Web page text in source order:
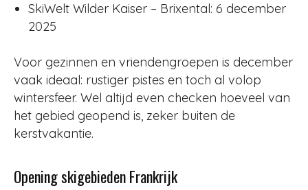
SkiWelt Wilder Kaiser – Brixental: 6 december
2025
Voor gezinnen en vriendengroepen is december
vaak ideaal: rustiger pistes en toch al volop
wintersfeer. Wel altijd even checken hoeveel van
het gebied geopend is, zeker buiten de
kerstvakantie.
Opening skigebieden Frankrijk